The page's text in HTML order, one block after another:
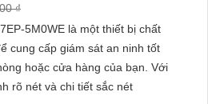
₫
5M0WE là một thiết bị chất
cung cấp giám sát an ninh tốt
hoặc cửa hàng của bạn. Với
rõ nét và chi tiết sắc nét